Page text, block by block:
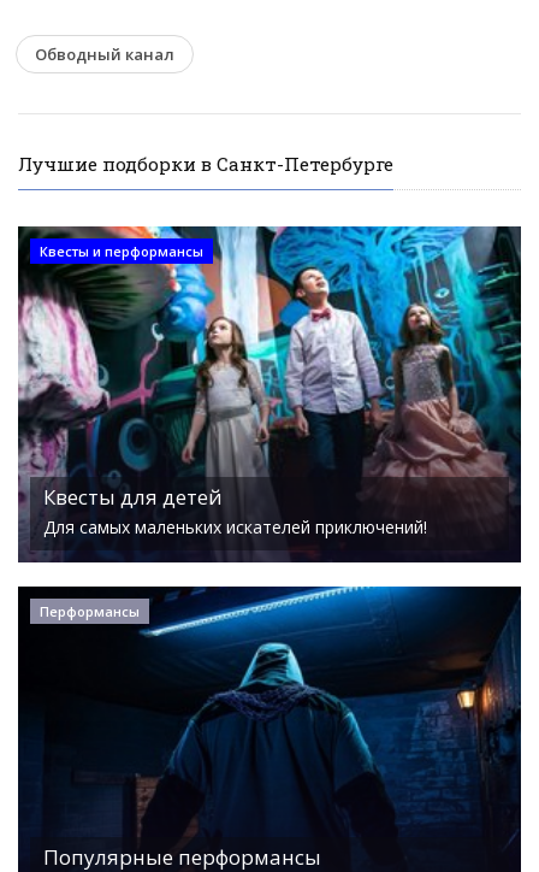
Обводный канал
Лучшие подборки в Санкт-Петербурге
Квесты и перформансы
Квесты для детей
Для самых маленьких искателей приключений!
Перформансы
Популярные перформансы